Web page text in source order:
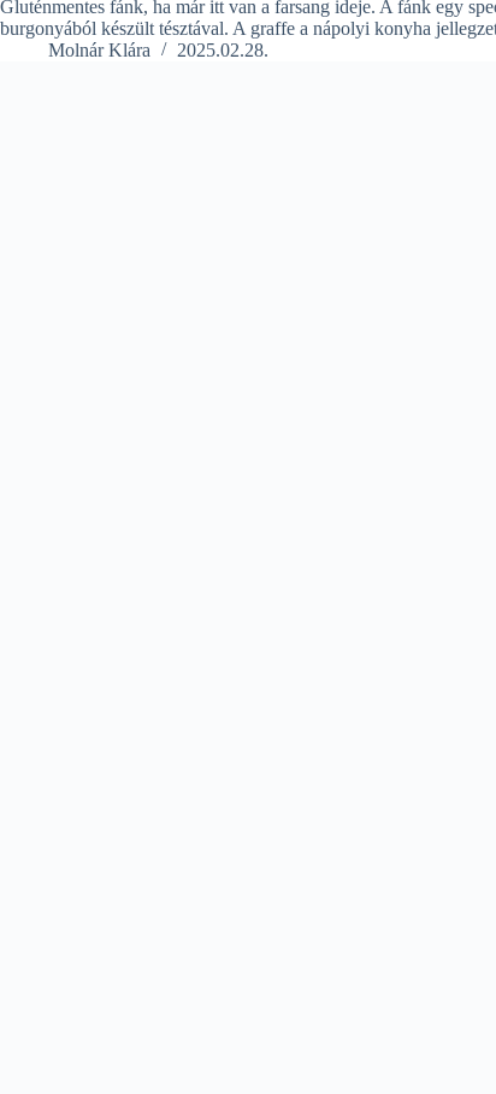
Gluténmentes fánk, ha már itt van a farsang ideje. A fánk egy
burgonyából készült tésztával. A graffe a nápolyi konyha
Molnár Klára
2025.02.28.